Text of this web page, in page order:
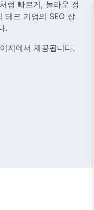
럼 빠르게, 놀라운 정
테크 기업의 SEO 장
.
지에서 제공됩니다.